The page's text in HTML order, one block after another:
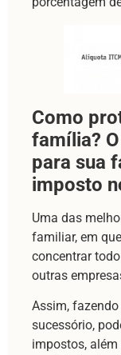
Como
família?
para sua
imposto
Uma das
familiar, em
concentrar
outras
Assim,
sucessório,
impostos,